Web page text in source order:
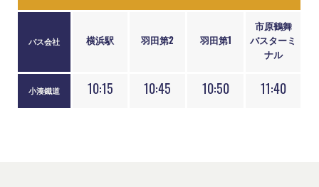
バス会社 横浜駅 羽田第2 羽田第1
市原鶴舞
バスターミ
ナル
小湊鐵道 10:15 10:45 10:50 11:40